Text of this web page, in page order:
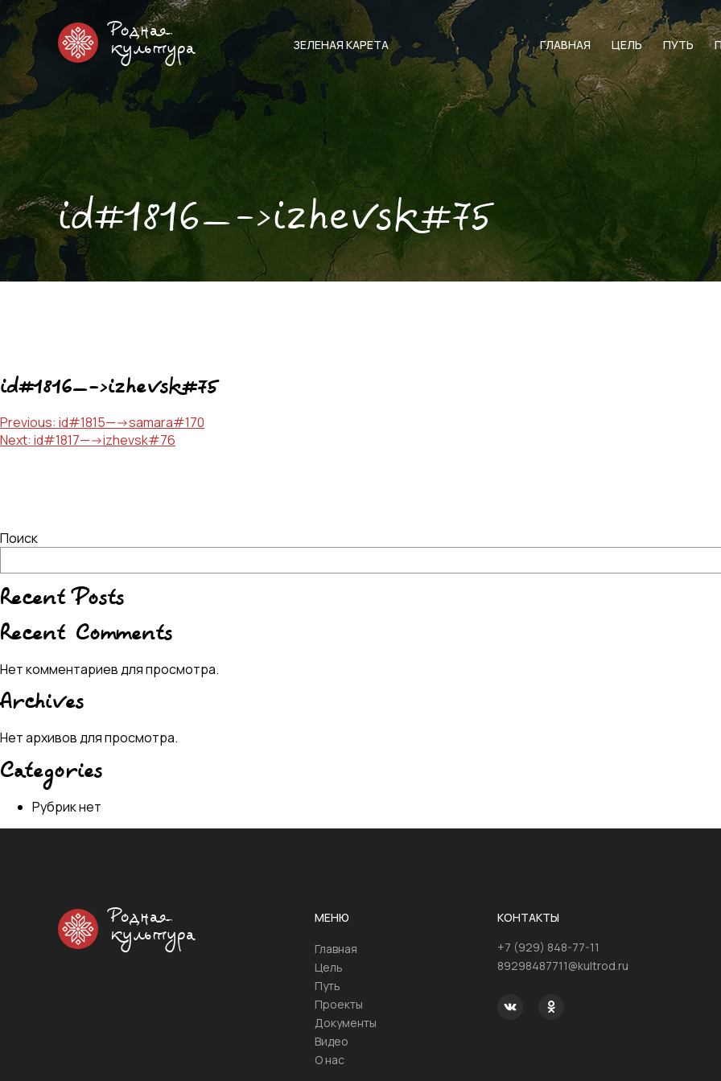
Родная
культура
ЗЕЛЕНАЯ КАРЕТА ГЛАВНАЯ ЦЕЛЬ ПУТЬ
id#1816—->izhevsk#75
id#1816—->izhevsk#75
Навигация
по
Previous: id#1815—->samara#170
Next: id#1817—->izhevsk#76
Поиск
Recent Posts
Recent Comments
Нет комментариев для просмотра.
Archives
Нет архивов для просмотра.
Categories
Рубрик нет
Родная
культура
МЕНЮ
Главная
Цель
Путь
Проекты
Документы
Видео
О нас
КОНТАКТЫ
+7 (929) 848-77-11
89298487711@kultrod.ru